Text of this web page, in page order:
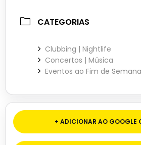
CATEGORIAS
Clubbing | Nightlife
Concertos | Música
Eventos ao Fim de Semana
+ ADICIONAR AO GOOGLE